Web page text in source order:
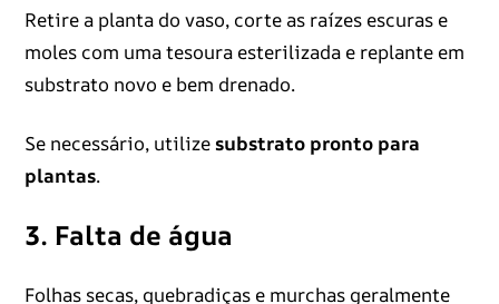
Retire a planta do vaso, corte as raízes escuras e
moles com uma tesoura esterilizada e replante em
substrato novo e bem drenado.
Se necessário, utilizesubstrato pronto para
plantas.
3. Falta de água
Folhas secas, quebradiças e murchas geralmente